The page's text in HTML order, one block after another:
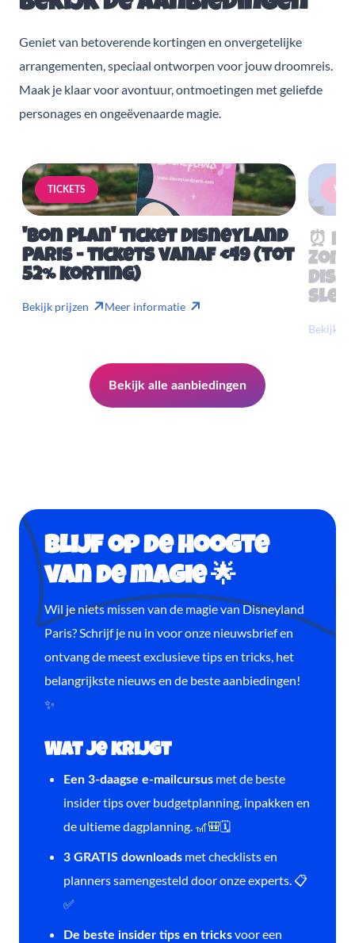
Geniet van betoverende kortingen en onvergetelijke
arrangementen, speciaal ontworpen voor jouw droomreis.
Maak je klaar voor avontuur, ontmoetingen met geliefde
personages en ongeëvenaarde magie.
TICKETS
'Bon Plan' ticket Disneyland
Paris - tickets vanaf €49 (tot
52% korting)
Bekijk prijzen Meer informatie
⏰
Bekijk
Bekijk alle aanbiedingen
Blijf op de hoogte
van de magie 🌟
Wil je niets missen van de magie van Disneyland
Paris? Schrijf je nu in voor onze nieuwsbrief en
ontvang de meest exclusieve tips en tricks, het
belangrijkste nieuws en de beste aanbiedingen!
✨
Wat je krijgt
Een 3-daagse e-mailcursus met de beste
insider tips over budgetplanning, inpakken en
de ultieme dagplanning. 🎢🎒🗓️
3 GRATIS downloads met checklists en
planners samengesteld door onze experts. 📋
✅
De beste insider tips en tricksvoor een